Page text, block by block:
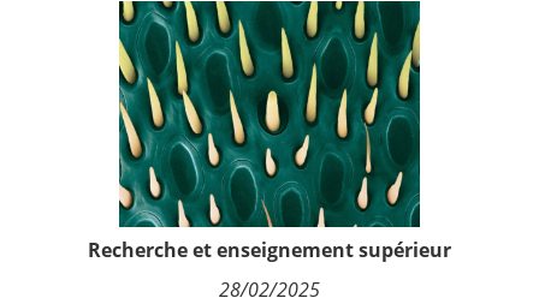
Nous suivre
Recherche et enseignement supérieur
28/02/2025